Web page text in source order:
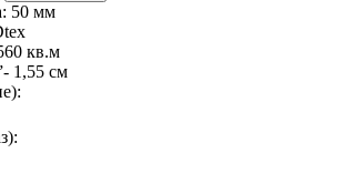
50 мм
кв.м
1,55 см